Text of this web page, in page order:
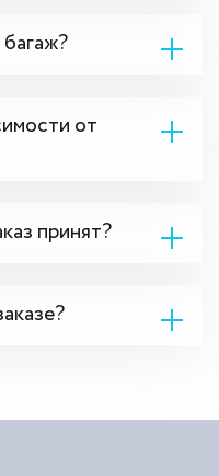
от
принят?